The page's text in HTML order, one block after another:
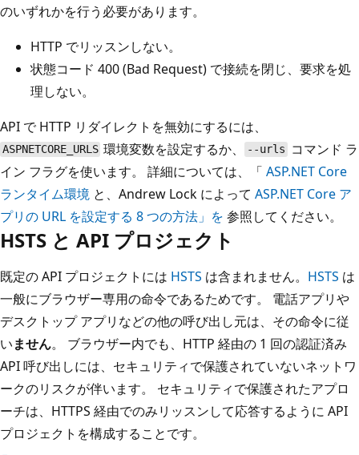
のいずれかを行う必要があります。
HTTP でリッスンしない。
状態コード 400 (Bad Request) で接続を閉じ、要求を処
理しない。
API で HTTP リダイレクトを無効にするには、
ASPNETCORE_URLS 環境変数を設定するか、 --urls
コマンド ラ
イン フラグを使います。 詳細については、「 ASP.NET Core
ランタイム環境 と、Andrew Lock によって ASP.NET Core ア
プリの URL を設定する 8 つの方法」を 参照してください。
HSTS と API プロジェクト
既定の API プロジェクトには HSTS は含まれません。 HSTS は
一般にブラウザー専用の命令であるためです。 電話アプリや
デスクトップ アプリなどの他の呼び出し元は、その命令に従
いません。 ブラウザー内でも、HTTP 経由の 1 回の認証済み
API 呼び出しには、セキュリティで保護されていないネットワ
ークのリスクが伴います。 セキュリティで保護されたアプロ
ーチは、HTTPS 経由でのみリッスンして応答するように API
プロジェクトを構成することです。